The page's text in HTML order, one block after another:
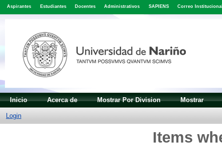
Aspirantes Estudiantes Docentes Administrativos SAPIENS Correo
Inicio Acerca de Mostrar Por Division Mostrar
Login
Items